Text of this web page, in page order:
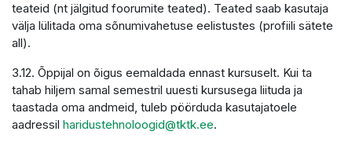
teateid (nt jälgitud foorumite teated). Teated saab kasutaja
välja lülitada oma sõnumivahetuse eelistustes (profiili sätete
all).
3.12. Õppijal on õigus eemaldada ennast kursuselt. Kui ta
tahab hiljem samal semestril uuesti kursusega liituda ja
taastada oma andmeid, tuleb pöörduda kasutajatoele
aadressil haridustehnoloogid@tktk.ee.